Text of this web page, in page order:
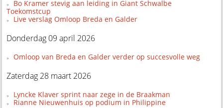
Bo Kramer stevig aan leiding in Giant Schwalbe
Toekomstcup
Live verslag Omloop Breda en Galder
Donderdag 09 april 2026
Omloop van Breda en Galder verder op succesvolle weg
Zaterdag 28 maart 2026
Lyncke Klaver sprint naar zege in de Braakman
Rianne Nieuwenhuis op podium in Philippine